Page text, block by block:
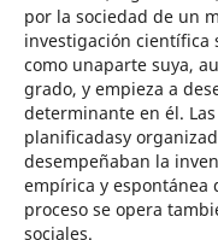
por la sociedad de un
investigación científica
como unaparte suya,
grado, y empieza a
determinante en él.
planificadasy
desempeñaban la
empírica y espontánea
proceso se opera
sociales.